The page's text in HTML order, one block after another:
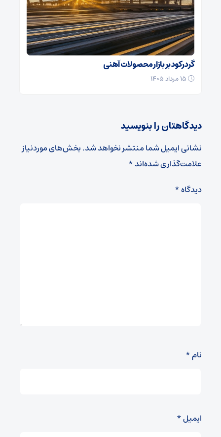
گرد رکود بر بازار محصولات آهنی
دیدگاهتان را بنویسید
نشانی ایمیل شما منتشر نخواهد شد.بخش‌های موردنیاز
علامت‌گذاری شده‌اند*
دیدگاه*
نام*
ایمیل*